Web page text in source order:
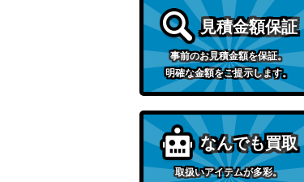
フォクシー（L/パラレル/箔押
エネル（L/パラレル/箔押し）
ウタ（SP）【OP02-120】
ボア・ハンコック（SP）【
見積金額保証
事前のお見積金額を保証。
明確な金額をご提示します。
なんでも買取
取扱いアイテムが多彩。